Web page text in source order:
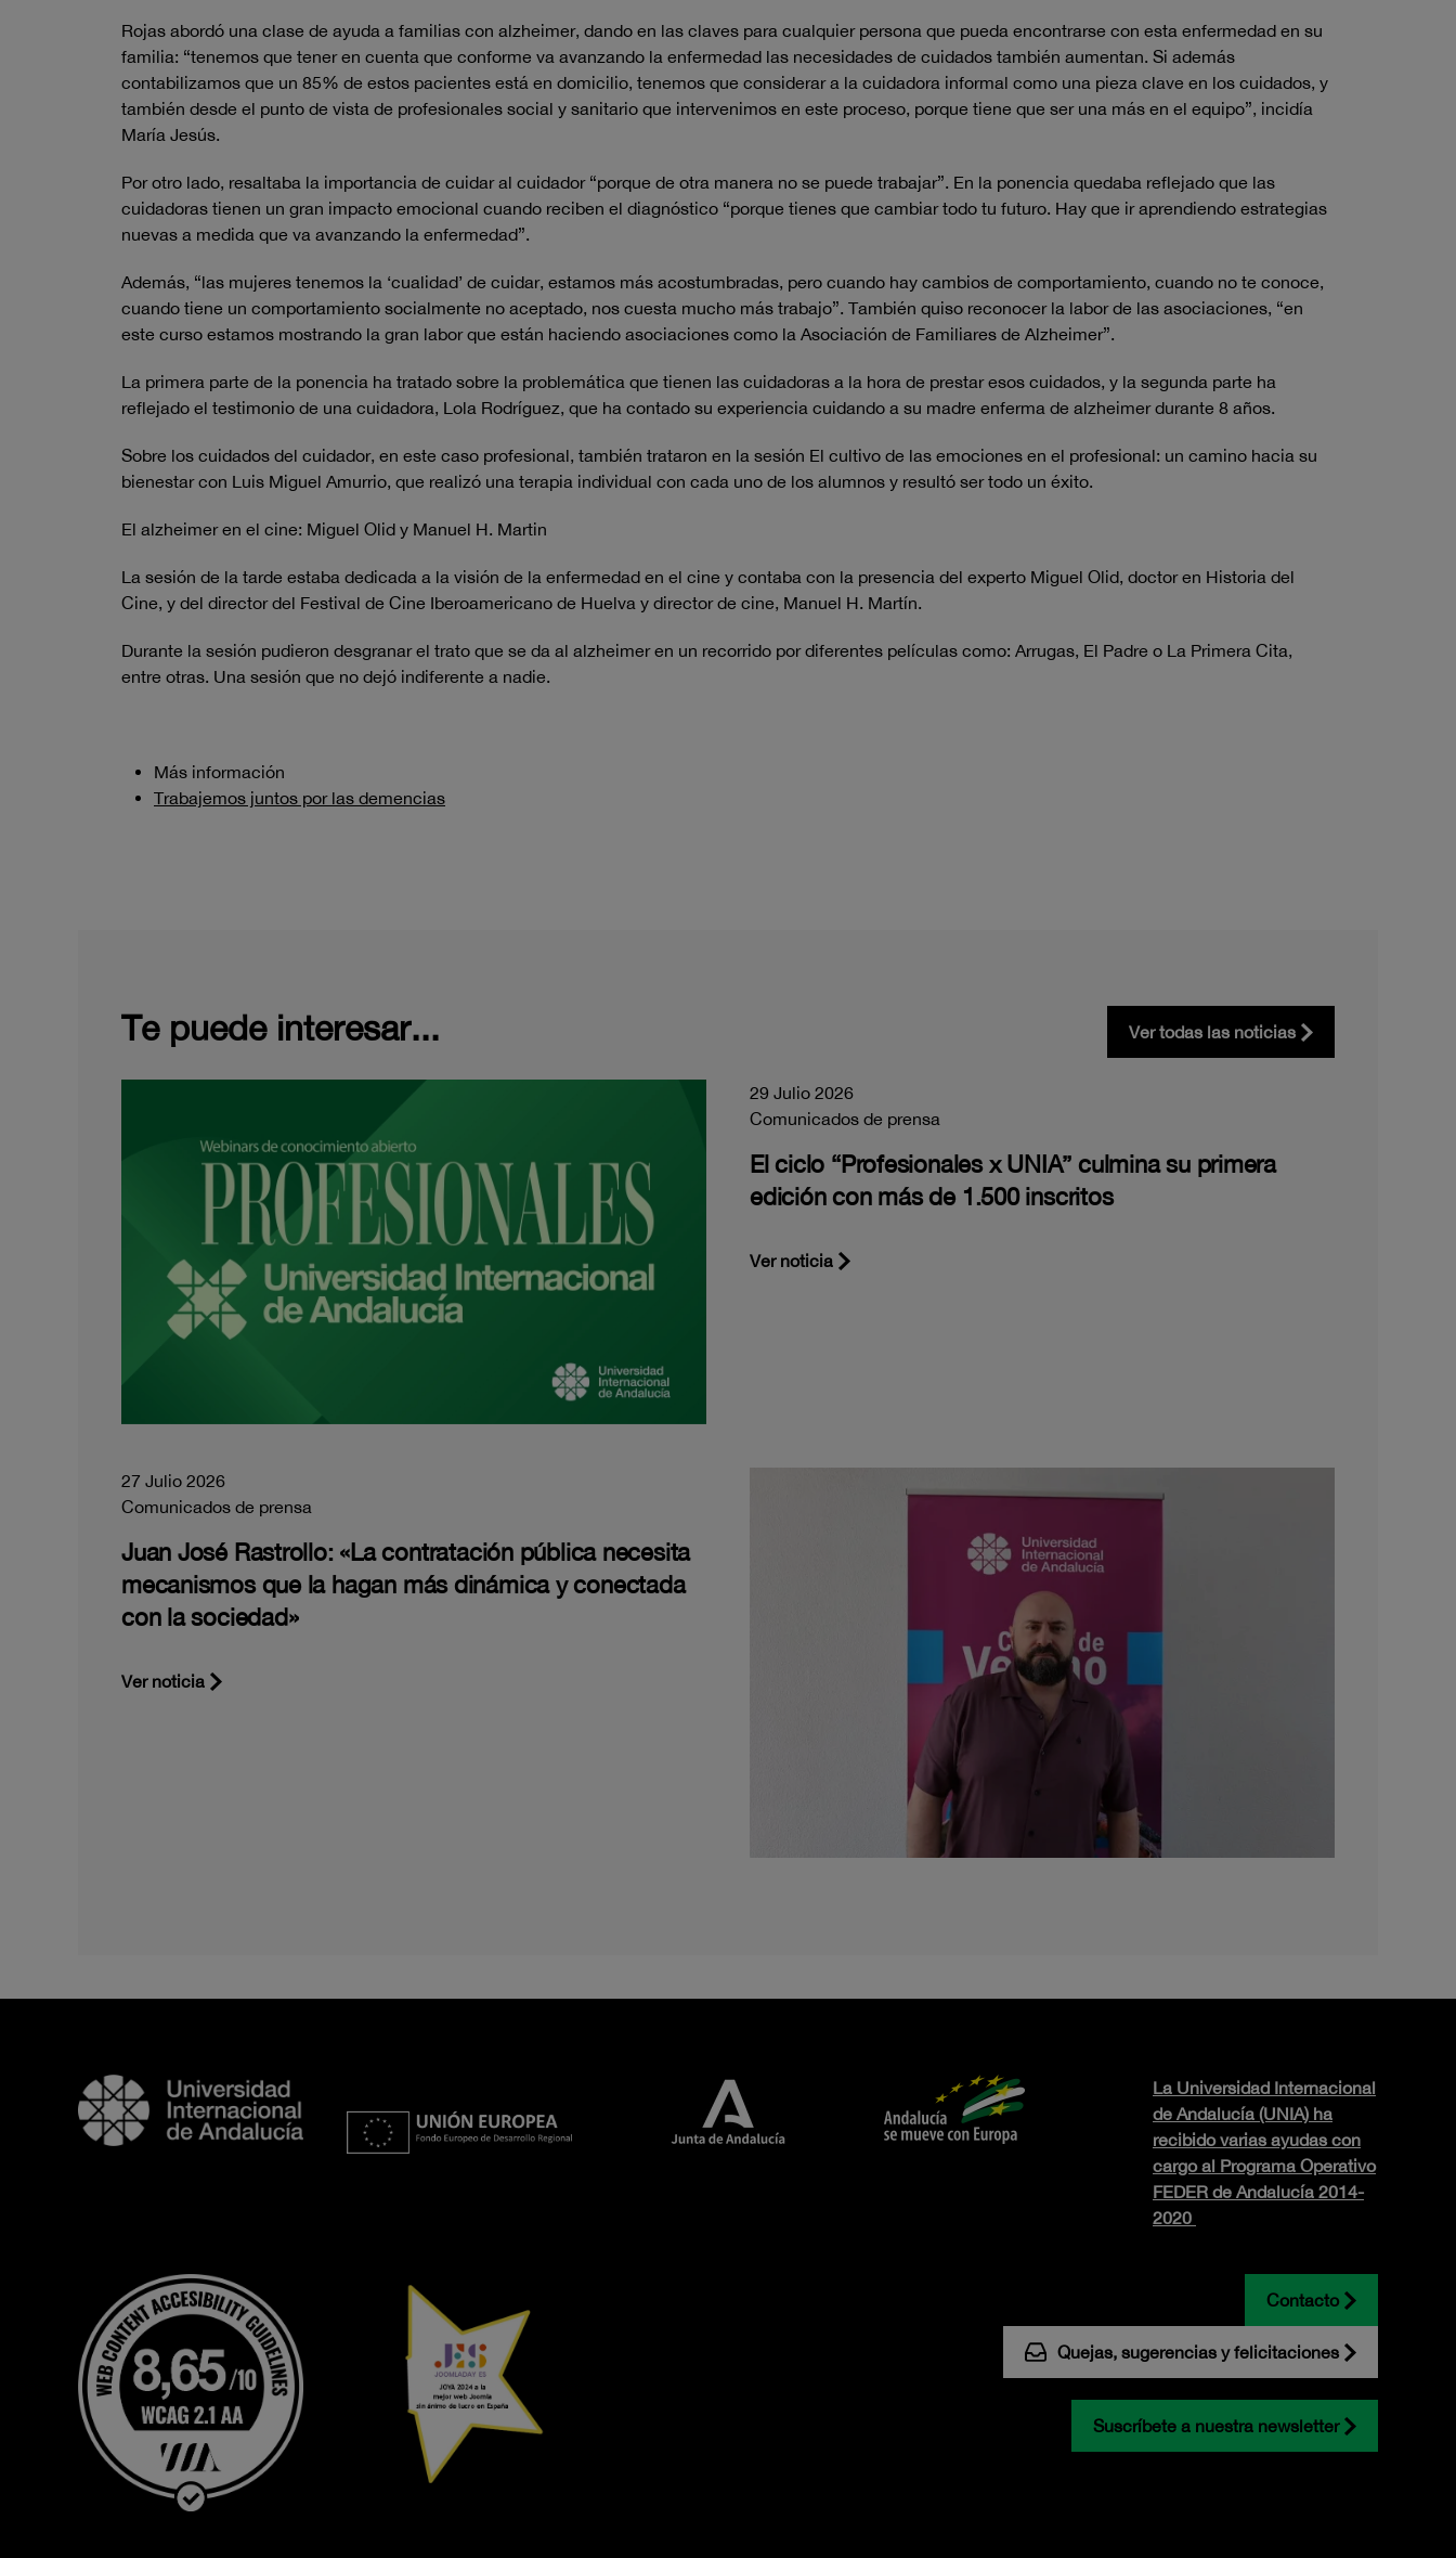
Rojas abordó una clase de ayuda a familias con alzheimer, dando en las claves para cualquier persona que pueda encontrarse con esta enfermedad en su
familia: “tenemos que tener en cuenta que conforme va avanzando la enfermedad las necesidades de cuidados también aumentan. Si además
contabilizamos que un 85% de estos pacientes está en domicilio, tenemos que considerar a la cuidadora informal como una pieza clave en los cuidados, y
también desde el punto de vista de profesionales social y sanitario que intervenimos en este proceso, porque tiene que ser una más en el equipo”, incidía
María Jesús.
Por otro lado, resaltaba la importancia de cuidar al cuidador “porque de otra manera no se puede trabajar”. En la ponencia quedaba reflejado que las
cuidadoras tienen un gran impacto emocional cuando reciben el diagnóstico “porque tienes que cambiar todo tu futuro. Hay que ir aprendiendo estrategias
nuevas a medida que va avanzando la enfermedad”.
Además, “las mujeres tenemos la ‘cualidad’ de cuidar, estamos más acostumbradas, pero cuando hay cambios de comportamiento, cuando no te conoce,
cuando tiene un comportamiento socialmente no aceptado, nos cuesta mucho más trabajo”. También quiso reconocer la labor de las asociaciones, “en
este curso estamos mostrando la gran labor que están haciendo asociaciones como la Asociación de Familiares de Alzheimer”.
La primera parte de la ponencia ha tratado sobre la problemática que tienen las cuidadoras a la hora de prestar esos cuidados, y la segunda parte ha
reflejado el testimonio de una cuidadora, Lola Rodríguez, que ha contado su experiencia cuidando a su madre enferma de alzheimer durante 8 años.
Sobre los cuidados del cuidador, en este caso profesional, también trataron en la sesión El cultivo de las emociones en el profesional: un camino hacia su
bienestar con Luis Miguel Amurrio, que realizó una terapia individual con cada uno de los alumnos y resultó ser todo un éxito.
El alzheimer en el cine: Miguel Olid y Manuel H. Martin
La sesión de la tarde estaba dedicada a la visión de la enfermedad en el cine y contaba con la presencia del experto Miguel Olid, doctor en Historia del
Cine, y del director del Festival de Cine Iberoamericano de Huelva y director de cine, Manuel H. Martín.
Durante la sesión pudieron desgranar el trato que se da al alzheimer en un recorrido por diferentes películas como: Arrugas, El Padre o La Primera Cita,
entre otras. Una sesión que no dejó indiferente a nadie.
Más información
Trabajemos juntos por las demencias
Te puede interesar... Ver todas las noticias
29 Julio 2026
Comunicados de prensa
El ciclo “Profesionales x UNIA” culmina su primera
edición con más de 1.500 inscritos
Ver noticia
27 Julio 2026
Comunicados de prensa
Juan José Rastrollo: «La contratación pública necesita
mecanismos que la hagan más dinámica y conectada
con la sociedad»
Ver noticia
La Universidad Internacional
de Andalucía (UNIA) ha
recibido varias ayudas con
cargo al Programa Operativo
FEDER de Andalucía 2014-
2020
Contacto
Quejas, sugerencias y felicitaciones
Suscríbete a nuestra newsletter